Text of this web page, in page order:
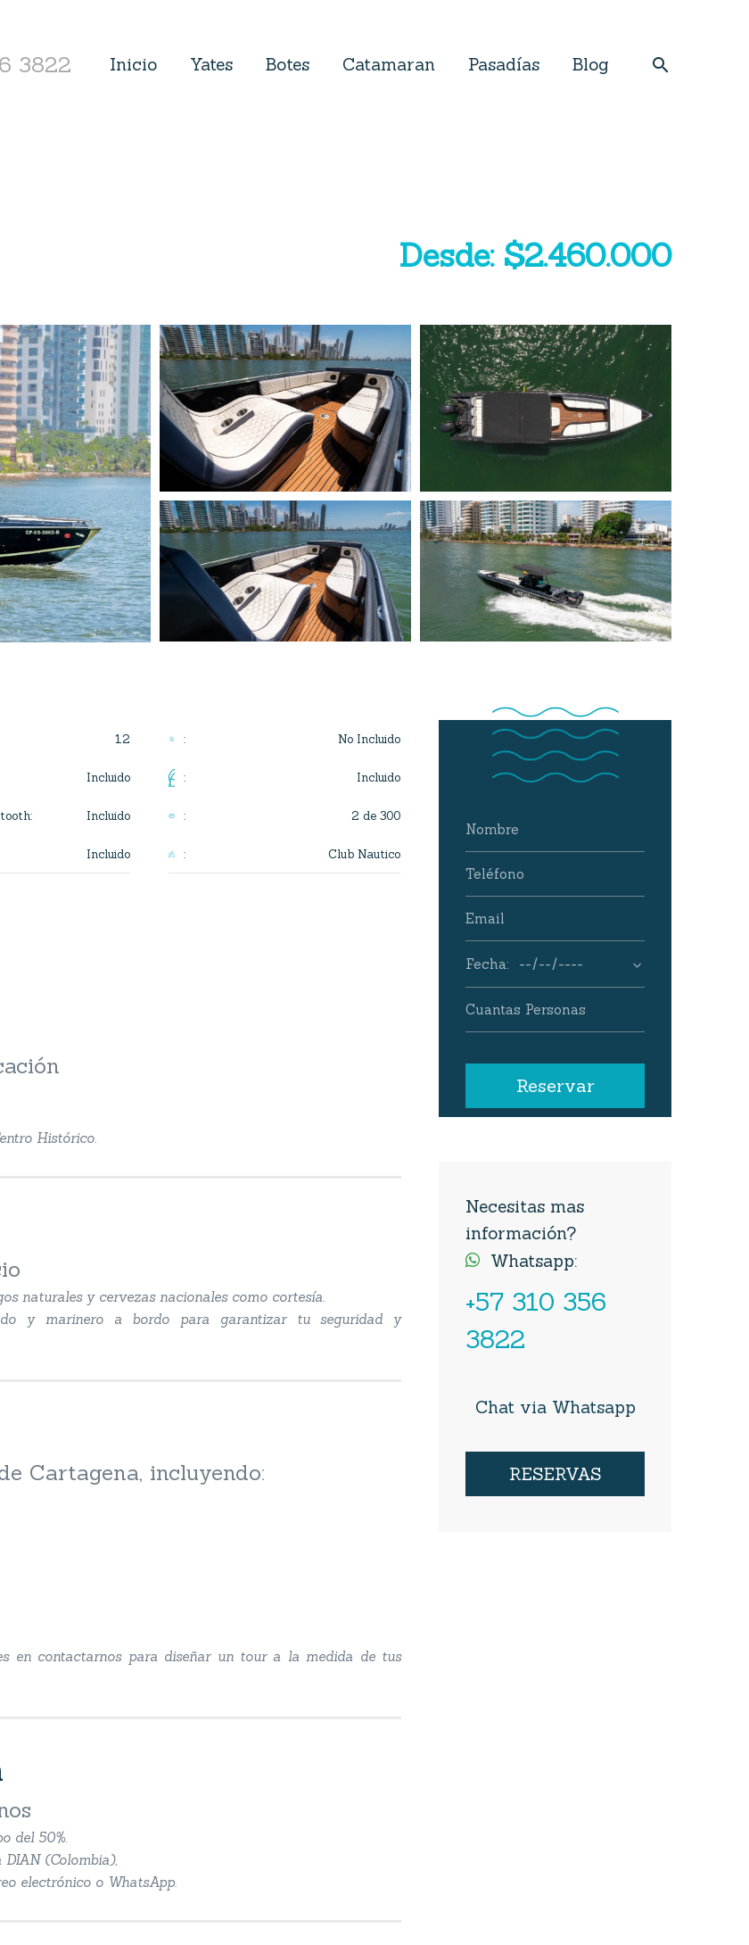
3822 Inicio Yates Botes Catamaran Pasadías Blog
Desde: $2.460.000
12
Incluido
: Incluido
Incluido
: No Incluido
: Incluido
: 2 de 300
: Club Nautico
Histórico.
naturales y cervezas nacionales como cortesía.
y marinero a bordo para garantizar tu seguridad y
Cartagena, incluyendo:
en contactarnos para diseñar un tour a la medida de tus
del 50%.
(Colombia),
electrónico o WhatsApp.
Necesitas mas
información?
 Whatsapp:
+57 310 356
3822
Chat via Whatsapp
RESERVAS